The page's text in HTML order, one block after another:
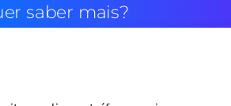
saber mais?